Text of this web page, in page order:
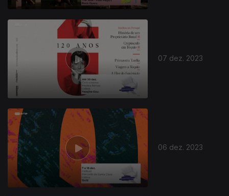
07 dez. 2023
06 dez. 2023